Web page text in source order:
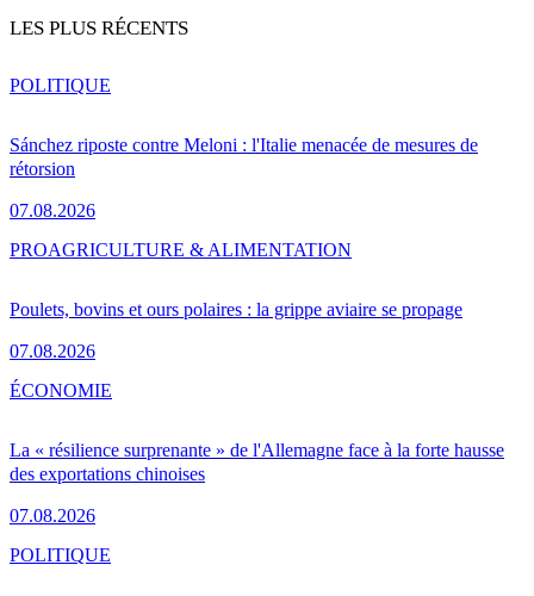
LES PLUS RÉCENTS
Sánchez riposte contre Meloni : l'Italie menacée de mesures de
rétorsion
07.08.2026
POLITIQUE
Poulets, bovins et ours polaires : la grippe aviaire se propage
07.08.2026
PROAGRICULTURE & ALIMENTATION
La « résilience surprenante » de l'Allemagne face à la forte hausse
des exportations chinoises
07.08.2026
ÉCONOMIE
POLITIQUE